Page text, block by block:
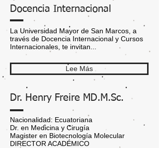
Docencia Internacional
La Universidad Mayor de San Marcos, a
través de Docencia Internacional y Cursos
Internacionales, te invitan...
Lee Más
Dr. Henry Freire MD.M.Sc.
Nacionalidad: Ecuatoriana
Dr. en Medicina y Cirugía
Magister en Biotecnología Molecular
DIRECTOR ACADÉMICO